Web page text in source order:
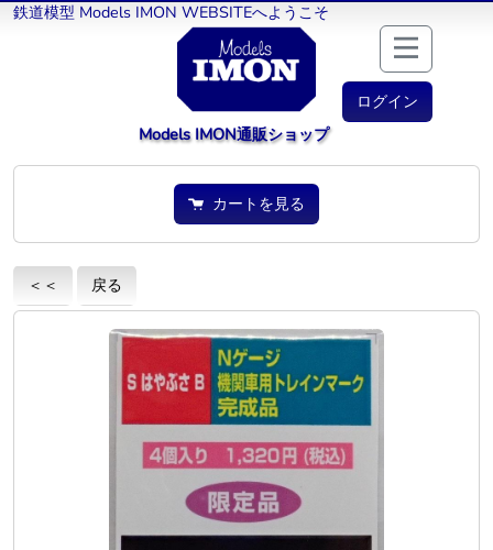
鉄道模型 Models IMON WEBSITEへようこそ
ログイン
Models IMON通販ショップ
カートを見る
＜＜ 戻る